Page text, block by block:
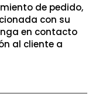
de pedido,
con su
en contacto
al cliente a